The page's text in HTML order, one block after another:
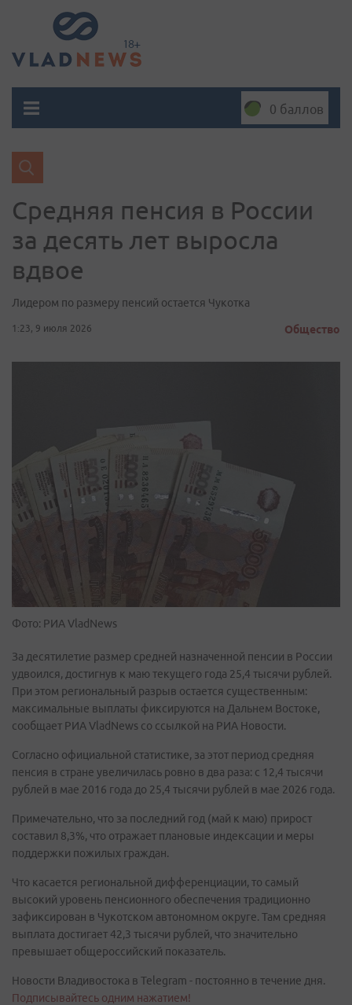
0 баллов
Средняя пенсия в России
за десять лет выросла
вдвое
Лидером по размеру пенсий остается Чукотка
1:23, 9 июля 2026 Общество
Фото: РИА VladNews
За десятилетие размер средней назначенной пенсии в России
удвоился, достигнув к маю текущего года 25,4 тысячи рублей.
При этом региональный разрыв остается существенным:
максимальные выплаты фиксируются на Дальнем Востоке,
сообщает РИА VladNews со ссылкой на РИА Новости.
Согласно официальной статистике, за этот период средняя
пенсия в стране увеличилась ровно в два раза: с 12,4 тысячи
рублей в мае 2016 года до 25,4 тысячи рублей в мае 2026 года.
Примечательно, что за последний год (май к маю) прирост
составил 8,3%, что отражает плановые индексации и меры
поддержки пожилых граждан.
Что касается региональной дифференциации, то самый
высокий уровень пенсионного обеспечения традиционно
зафиксирован в Чукотском автономном округе. Там средняя
выплата достигает 42,3 тысячи рублей, что значительно
превышает общероссийский показатель.
Новости Владивостока в Telegram - постоянно в течение дня.
Подписывайтесь одним нажатием!